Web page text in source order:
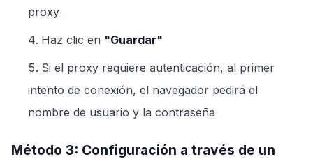
proxy
Haz clic en "Guardar"
Si el proxy requiere autenticación, al primer
intento de conexión, el navegador pedirá el
nombre de usuario y la contraseña
Método 3: Configuración a través de un